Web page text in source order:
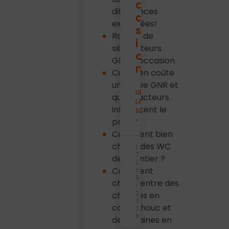
différences
expliquées!
Rachat de
séparateurs
GBA d’occasion
Combien coûte
une cuve GNR et
quels facteurs
influencent le
prix ?
Comment bien
choisir des WC
de chantier ?
Comment
choisir entre des
chenilles en
caoutchouc et
des chaines en
c
a
s
i
o
n
LIRE
LA
SUITE
»
1
7
/
0
6
/
2
0
2
6